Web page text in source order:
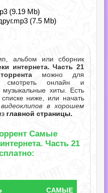
(9.19 Mb)
(7.5 Mb)
альбом или сборник
интернета. Часть 21
можно для
смотреть онлайн и
хиты. Есть
ниже, или начать
в хорошем
главной страницы.
Самые
Часть 21
САМЫЕ